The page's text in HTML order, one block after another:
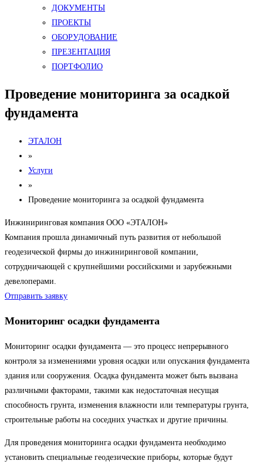
ДОКУМЕНТЫ
ПРОЕКТЫ
ОБОРУДОВАНИЕ
ПРЕЗЕНТАЦИЯ
ПОРТФОЛИО
Проведение мониторинга за осадкой
фундамента
ЭТАЛОН
»
Услуги
»
Проведение мониторинга за осадкой фундамента
Инжиниринговая компания ООО «ЭТАЛОН»
Компания прошла динамичный путь развития от небольшой
геодезической фирмы до инжиниринговой компании,
сотрудничающей с крупнейшими российскими и зарубежными
девелоперами.
Отправить заявку
Мониторинг осадки фундамента
Мониторинг осадки фундамента — это процесс непрерывного
контроля за изменениями уровня осадки или опускания фундамента
здания или сооружения. Осадка фундамента может быть вызвана
различными факторами, такими как недостаточная несущая
способность грунта, изменения влажности или температуры грунта,
строительные работы на соседних участках и другие причины.
Для проведения мониторинга осадки фундамента необходимо
установить специальные геодезические приборы, которые будут